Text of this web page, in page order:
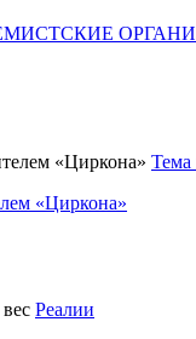
Тема
«Циркона»
Реалии